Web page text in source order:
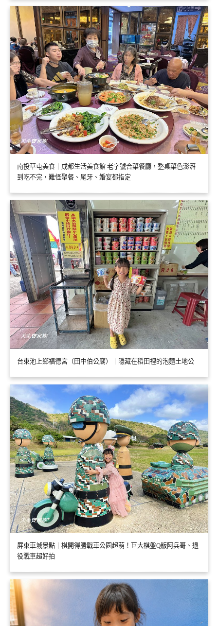
南投草屯美食｜成都生活美食館 老字號合菜餐廳，整桌菜色澎湃
到吃不完，難怪聚餐、尾牙、婚宴都指定
台東池上鄉福德宮（田中伯公廟）｜隱藏在稻田裡的泡麵土地公
屏東車城景點｜棋開得勝戰車公園超萌！巨大棋盤Q版阿兵哥、退
役戰車超好拍